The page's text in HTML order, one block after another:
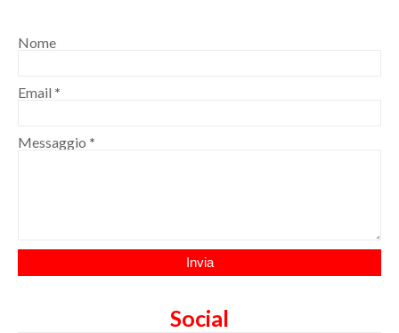
Nome
Email *
Messaggio *
Social